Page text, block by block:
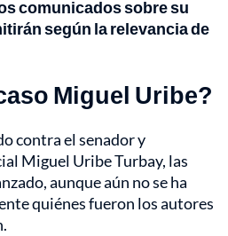
comunicados sobre su
según la relevancia de
Miguel Uribe?
contra el senador y
Miguel Uribe Turbay, las
aunque aún no se ha
quiénes fueron los autores